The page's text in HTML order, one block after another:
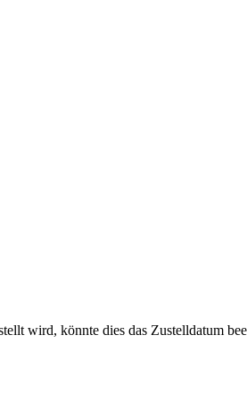
wird, könnte dies das Zustelldatum